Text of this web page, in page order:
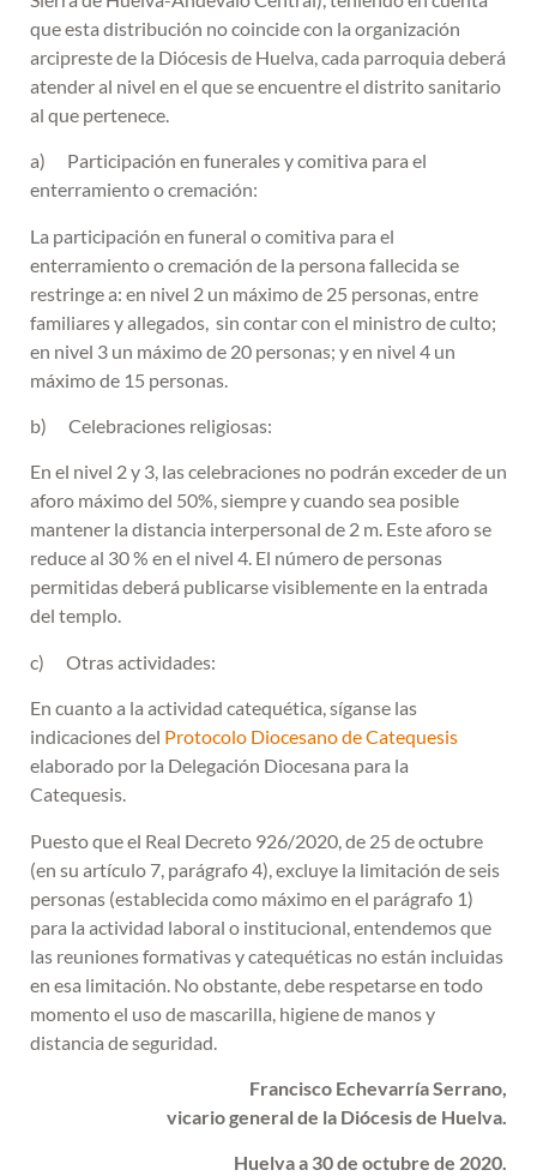
que esta distribución no coincide con la organización
arcipreste de la Diócesis de Huelva, cada parroquia deberá
atender al nivel en el que se encuentre el distrito sanitario
al que pertenece.
a) Participación en funerales y comitiva para el
enterramiento o cremación:
La participación en funeral o comitiva para el
enterramiento o cremación de la persona fallecida se
restringe a: en nivel 2 un máximo de 25 personas, entre
familiares y allegados, sin contar con el ministro de culto;
en nivel 3 un máximo de 20 personas; y en nivel 4 un
máximo de 15 personas.
b) Celebraciones religiosas:
En el nivel 2 y 3, las celebraciones no podrán exceder de un
aforo máximo del 50%, siempre y cuando sea posible
mantener la distancia interpersonal de 2 m. Este aforo se
reduce al 30 % en el nivel 4. El número de personas
permitidas deberá publicarse visiblemente en la entrada
del templo.
c) Otras actividades:
En cuanto a la actividad catequética, síganse las
indicaciones del Protocolo Diocesano de Catequesis
elaborado por la Delegación Diocesana para la
Catequesis.
Puesto que el Real Decreto 926/2020, de 25 de octubre
(en su artículo 7, parágrafo 4), excluye la limitación de seis
personas (establecida como máximo en el parágrafo 1)
para la actividad laboral o institucional, entendemos que
las reuniones formativas y catequéticas no están incluidas
en esa limitación. No obstante, debe respetarse en todo
momento el uso de mascarilla, higiene de manos y
distancia de seguridad.
Francisco Echevarría Serrano,
vicario general de la Diócesis de Huelva.
Huelva a 30 de octubre de 2020.